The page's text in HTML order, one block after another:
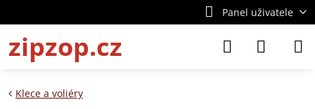
Panel uživatele
zipzop.cz
Klece a voliéry